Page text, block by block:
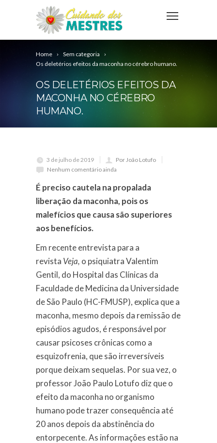
Home
Sem categoria
Os deletérios efeitos da maconha no cérebro humano.
OS DELETÉRIOS EFEITOS DA
MACONHA NO CÉREBRO
HUMANO.
3 de julho de 2019
Por João Lotufo
Nenhum comentário ainda
É preciso cautela na propalada
liberação da maconha, pois os
malefícios que causa são superiores
aos benefícios.
Em recente entrevista para a
revista Veja, o psiquiatra Valentim
Gentil, do Hospital das Clínicas da
Faculdade de Medicina da Universidade
de São Paulo (HC-FMUSP), explica que a
maconha, mesmo depois da remissão de
episódios agudos, é responsável por
causar psicoses crônicas como a
esquizofrenia, que são irreversíveis
porque deixam sequelas. Por sua vez, o
professor João Paulo Lotufo diz que o
efeito da maconha no organismo
humano pode trazer consequência até
20 anos depois da abstinência do
entorpecente. As informações estão na